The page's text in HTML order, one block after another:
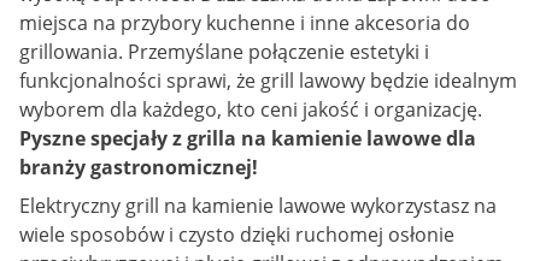
miejsca na przybory kuchenne i inne akcesoria do
grillowania. Przemyślane połączenie estetyki i
funkcjonalności sprawi, że ​​grill lawowy będzie idealnym
wyborem dla każdego, kto ceni jakość i organizację.
Pyszne specjały z grilla na kamienie lawowe dla
branży gastronomicznej!
Elektryczny grill na kamienie lawowe wykorzystasz na
wiele sposobów i czysto dzięki ruchomej osłonie